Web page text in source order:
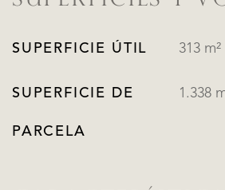
SUPERFICIE ÚTIL 313 m²
SUPERFICIE DE
PARCELA
1.338